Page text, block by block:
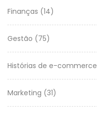
Finanças (14)
Gestão (75)
Histórias de e-commerce
Marketing (31)